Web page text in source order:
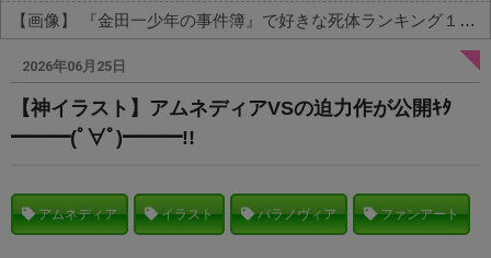
【画像】 『金田一少年の事件簿』で好きな死体ランキング１位がこちら！
Powered by livedoor 相互RSS
2026年06月25日
【神イラスト】アムネディアVSの迫力作が公開ｷﾀ
━━━(ﾟ∀ﾟ)━━━!!
アムネディア イラスト パラノヴィア ファンアート